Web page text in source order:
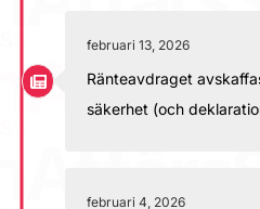
februari 13, 2026
Ränteavdraget
säkerhet (och
februari 4, 2026